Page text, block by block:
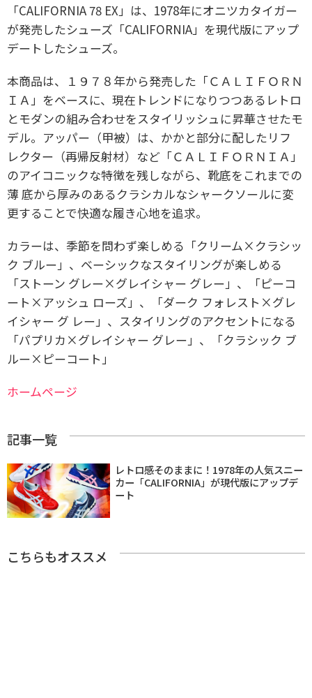
「CALIFORNIA 78 EX」は、1978年にオニツカタイガー
が発売したシューズ「CALIFORNIA」を現代版にアップ
デートしたシューズ。
本商品は、１９７８年から発売した「ＣＡＬＩＦＯＲＮ
ＩＡ」をベースに、現在トレンドになりつつあるレトロ
とモダンの組み合わせをスタイリッシュに昇華させたモ
デル。アッパー（甲被）は、かかと部分に配したリフ
レクター（再帰反射材）など「ＣＡＬＩＦＯＲＮＩＡ」
のアイコニックな特徴を残しながら、靴底をこれまでの
薄 底から厚みのあるクラシカルなシャークソールに変
更することで快適な履き心地を追求。
カラーは、季節を問わず楽しめる「クリーム×クラシッ
ク ブルー」、ベーシックなスタイリングが楽しめる
「ストーン グレー×グレイシャー グレー」、「ピーコ
ート×アッシュ ローズ」、「ダーク フォレスト×グレ
イシャー グ レー」、スタイリングのアクセントになる
「パプリカ×グレイシャー グレー」、「クラシック ブ
ルー×ピーコート」
ホームページ
記事一覧
レトロ感そのままに！1978年の人気スニー
カー「CALIFORNIA」が現代版にアップデ
ート
こちらもオススメ